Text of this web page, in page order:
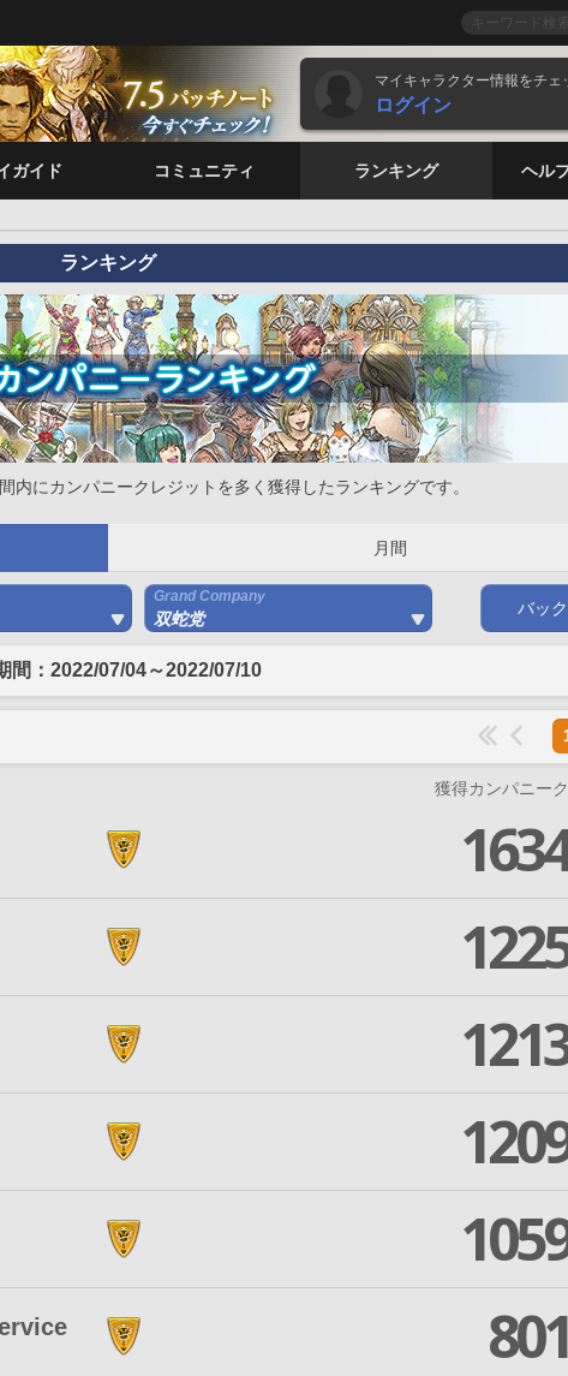
マイキャラクター情報をチェ
ログイン
ガイド コミュニティ ランキング ヘル
ランキング
内にカンパニークレジットを多く獲得したランキングです。
月間
Grand Company
双蛇党
バッ
間：2022/07/04～2022/07/10
獲得カンパニー